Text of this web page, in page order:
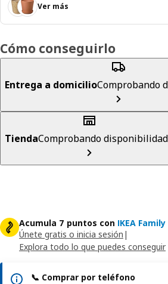
Ver más
Cómo conseguirlo
Entrega a domicilioComprobando
TiendaComprobando
Acumula 7 puntos con IKEA Family
Únete gratis o inicia sesión |
Explora todo lo que puedes conseguir
📞 Comprar por teléfono